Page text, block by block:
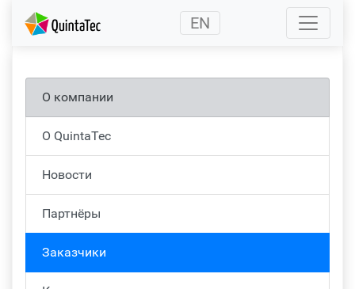
(current) EN
О компании
О QuintaTec
Новости
Партнёры
Заказчики